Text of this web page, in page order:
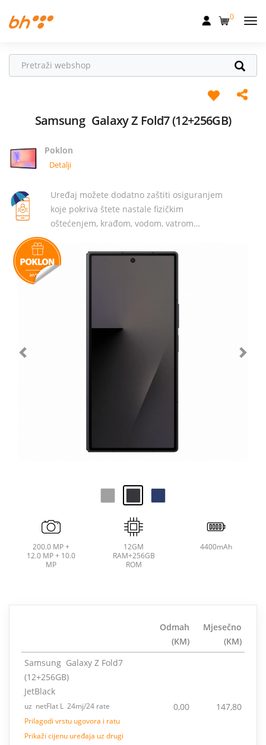
Fiksna
Televizija
Uređaji
Pogodnosti
Akcije
Podrška
0
Samsung Galaxy Z Fold7 (12+256GB)
Poklon
Detalji
Uređaj možete dodatno zaštiti osiguranjem
koje pokriva štete nastale fizičkim
oštećenjem, krađom, vodom, vatrom…
200.0 MP +
12.0 MP + 10.0
MP
12GM
RAM+256GB
ROM
4400mAh
Odmah
(KM)
Mjesečno
(KM)
Samsung Galaxy Z Fold7
(12+256GB)
JetBlack
uz netFlat L 24mj/24 rate
Prilagodi vrstu ugovora i ratu
Prikaži cijenu uređaja uz drugi
0,00 147,80